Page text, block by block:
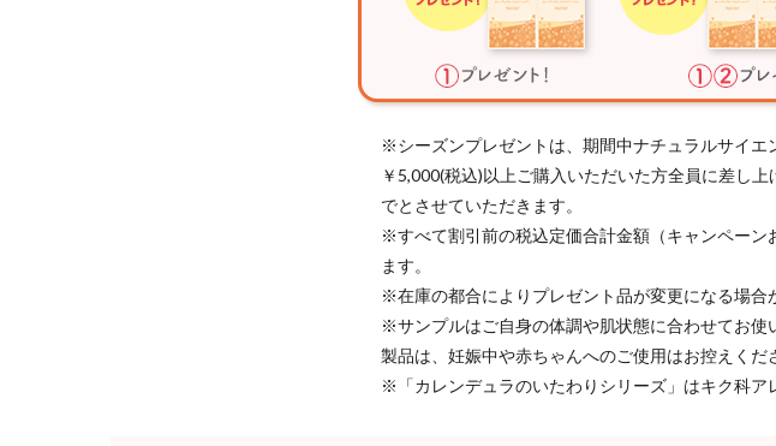
※シーズンプレゼントは、期間中ナチュラルサイ
￥5,000(税込)以上ご購入いただいた方全員に差し
でとさせていただきます。
※すべて割引前の税込定価合計金額（キャンペーン
ます。
※在庫の都合によりプレゼント品が変更になる場合
※サンプルはご自身の体調や肌状態に合わせてお
製品は、妊娠中や赤ちゃんへのご使用はお控えくだ
※「カレンデュラのいたわりシリーズ」はキク科ア